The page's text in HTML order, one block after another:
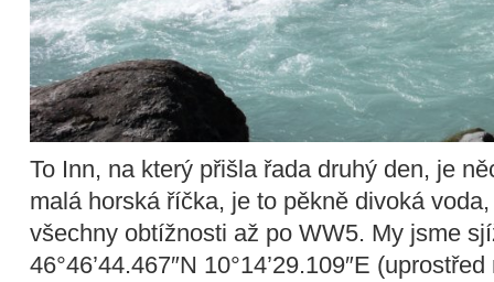
To Inn, na který přišla řada druhý den, je
malá horská říčka, je to pěkně divoká
všechny obtížnosti až po WW5. My jsme
46°46’44.467″N 10°14’29.109″E